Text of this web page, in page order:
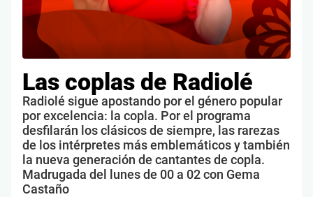
Las coplas de Radiolé
Radiolé sigue apostando por el género popular
por excelencia: la copla. Por el programa
desfilarán los clásicos de siempre, las rarezas
de los intérpretes más emblemáticos y también
la nueva generación de cantantes de copla.
Madrugada del lunes de 00 a 02 con Gema
Castaño